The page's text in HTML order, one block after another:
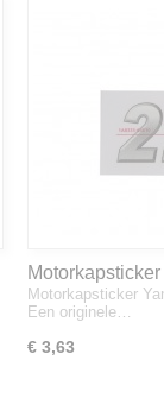
1A8333-65610
Motorkapsticker
Een originele…
€ 3,63